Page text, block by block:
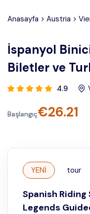
Anasayfa > Austria >
İspanyol
Biletler ve
4.9
Başlangıç€26.21
YENİ tour
Spanish
Legends